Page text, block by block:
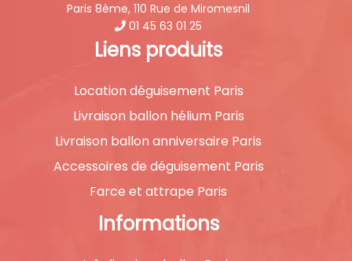
Paris 8ème, 110 Rue de Miromesnil
01 45 63 01 25
Liens produits
Location déguisement Paris
Livraison ballon hélium Paris
Livraison ballon anniversaire Paris
Accessoires de déguisement Paris
Farce et attrape Paris
Informations